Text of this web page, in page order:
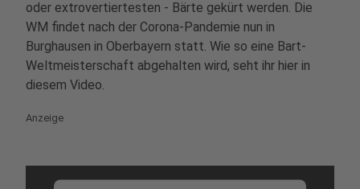
oder extrovertiertesten - Bärte gekürt werden. Die
WM findet nach der Corona-Pandemie nun in
Burghausen in Oberbayern statt. Wie so eine Bart-
Weltmeisterschaft abgehalten wird, seht ihr hier in
diesem Video.
Anzeige